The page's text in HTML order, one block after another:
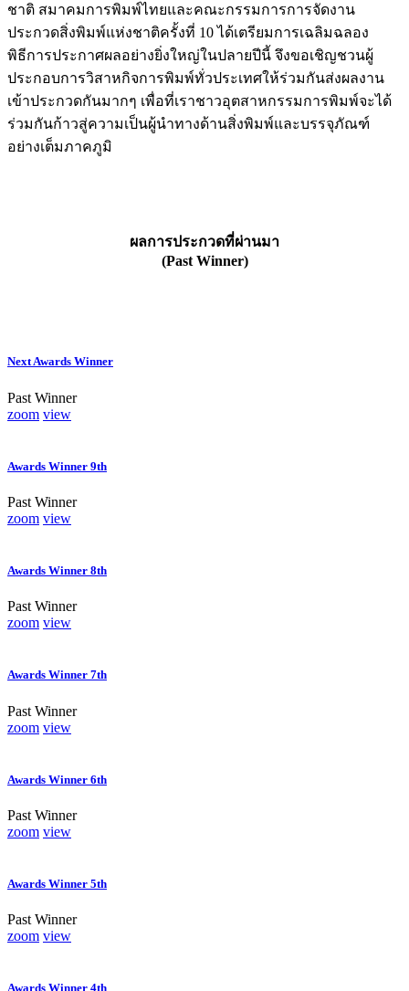
ชาติ สมาคมการพิมพ์ไทยและคณะกรรมการการจัดงาน
ประกวดสิ่งพิมพ์แห่งชาติครั้งที่ 10 ได้เตรียมการเฉลิมฉลอง
พิธีการประกาศผลอย่างยิ่งใหญ่ในปลายปีนี้ จึงขอเชิญชวนผู้
ประกอบการวิสาหกิจการพิมพ์ทั่วประเทศให้ร่วมกันส่งผลงาน
เข้าประกวดกันมากๆ เพื่อที่เราชาวอุตสาหกรรมการพิมพ์จะได้
ร่วมกันก้าวสู่ความเป็นผู้นำทางด้านสิ่งพิมพ์และบรรจุภัณฑ์
อย่างเต็มภาคภูมิ
ผลการประกวดที่ผ่านมา
(Past Winner)
Next Awards Winner
Past Winner
zoom view
Awards Winner 9th
Past Winner
zoom view
Awards Winner 8th
Past Winner
zoom view
Awards Winner 7th
Past Winner
zoom view
Awards Winner 6th
Past Winner
zoom view
Awards Winner 5th
Past Winner
zoom view
Awards Winner 4th